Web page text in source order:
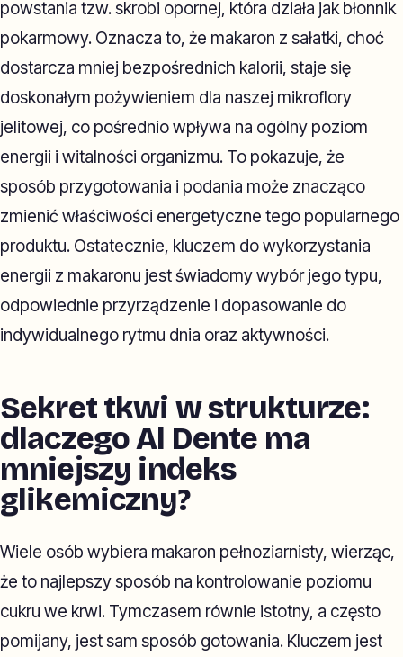
powstania tzw. skrobi opornej, która działa jak błonnik
pokarmowy. Oznacza to, że makaron z sałatki, choć
dostarcza mniej bezpośrednich kalorii, staje się
doskonałym pożywieniem dla naszej mikroflory
jelitowej, co pośrednio wpływa na ogólny poziom
energii i witalności organizmu. To pokazuje, że
sposób przygotowania i podania może znacząco
zmienić właściwości energetyczne tego popularnego
produktu. Ostatecznie, kluczem do wykorzystania
energii z makaronu jest świadomy wybór jego typu,
odpowiednie przyrządzenie i dopasowanie do
indywidualnego rytmu dnia oraz aktywności.
Sekret tkwi w strukturze:
dlaczego Al Dente ma
mniejszy indeks
glikemiczny?
Wiele osób wybiera makaron pełnoziarnisty, wierząc,
że to najlepszy sposób na kontrolowanie poziomu
cukru we krwi. Tymczasem równie istotny, a często
pomijany, jest sam sposób gotowania. Kluczem jest